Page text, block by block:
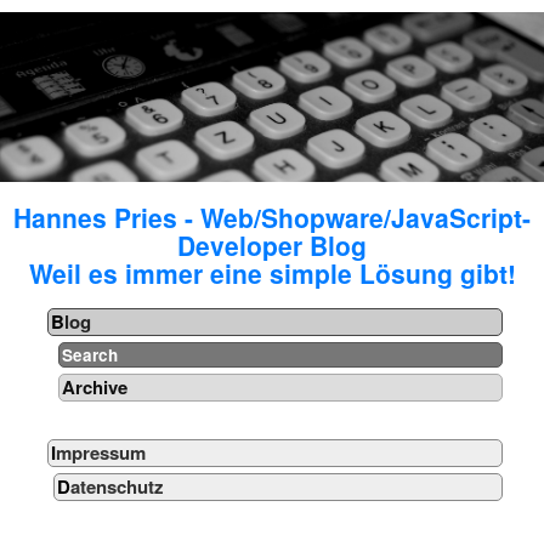
Hannes Pries - Web/Shopware/JavaScript-
Developer Blog
Weil es immer eine simple Lösung gibt!
Blog
Search
Archive
Impressum
Datenschutz